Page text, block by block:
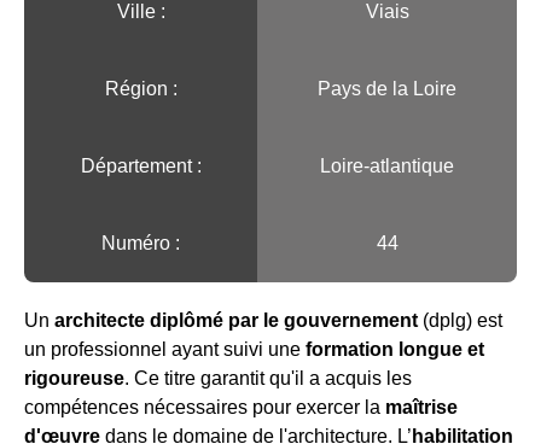
Ville :️ Viais
Région :️ Pays de la Loire
Département : Loire-atlantique
Numéro : 44
Un architecte diplômé par le gouvernement (dplg) est
un professionnel ayant suivi une formation longue et
rigoureuse. Ce titre garantit qu'il a acquis les
compétences nécessaires pour exercer la maîtrise
d'œuvre dans le domaine de l'architecture. L’ habilitation